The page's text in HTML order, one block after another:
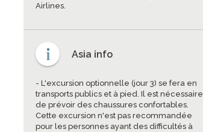
Airlines.
Asia info
- L'excursion optionnelle (jour 3) se fera en
transports publics et à pied. Il est nécessaire
de prévoir des chaussures confortables.
Cette excursion n'est pas recommandée
pour les personnes ayant des difficultés à